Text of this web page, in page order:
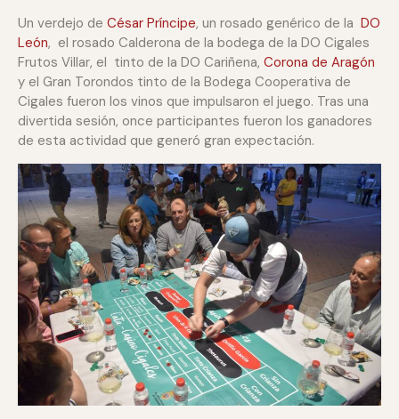
Un verdejo de César Príncipe, un rosado genérico de la DO
León, el rosado Calderona de la bodega de la DO Cigales
Frutos Villar, el tinto de la DO Cariñena, Corona de Aragón
y el Gran Torondos tinto de la Bodega Cooperativa de
Cigales fueron los vinos que impulsaron el juego. Tras una
divertida sesión, once participantes fueron los ganadores
de esta actividad que generó gran expectación.